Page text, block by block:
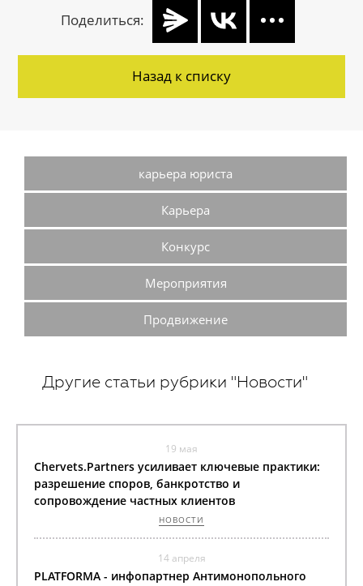
Поделиться:
Назад к списку
карьера юриста
Карьера
Конкурс
Мероприятия
Продвижение
Другие статьи рубрики "Новости"
Chervets.Partners усиливает ключевые практики:
разрешение споров, банкротство и
сопровождение частных клиентов
НОВОСТИ
19 мая
PLATFORMA - инфопартнер Антимонопольного
14 апреля